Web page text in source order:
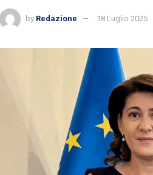
by Redazione 18 Luglio 2025